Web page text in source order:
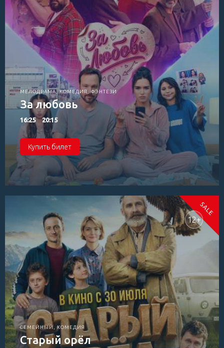
МЕЛОДРАМА, КОМЕДИЯ, ФЭНТЕЗИ
За любовь
16:25 20:15
Купить билет
СЕМЕЙНЫЙ, КОМЕДИЯ
Старый орёл
12+